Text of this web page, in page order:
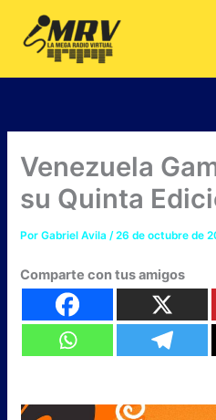
contenido
Venezuela
su Quinta
PorGabriel Avila/26 de octubre de
Comparte con tus amigos